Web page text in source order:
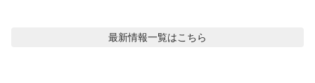
最新情報一覧はこちら